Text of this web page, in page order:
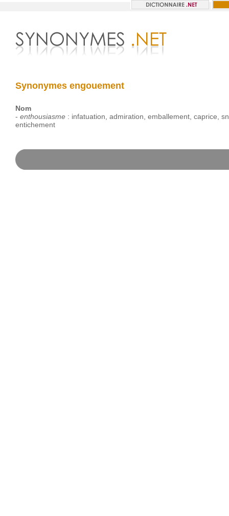
Synonymes engouement
Nom
- enthousiasme: infatuation admiration emballement, caprice
entichement